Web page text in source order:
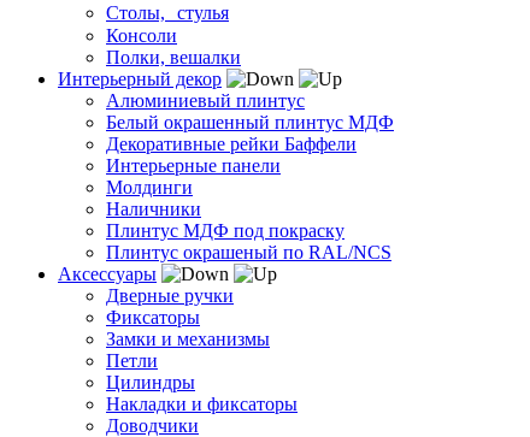
Столы, стулья
Консоли
Полки, вешалки
Интерьерный декор
Алюминиевый плинтус
Белый окрашенный плинтус МДФ
Декоративные рейки Баффели
Интерьерные панели
Молдинги
Наличники
Плинтус МДФ под покраску
Плинтус окрашеный по RAL/NCS
Аксессуары
Дверные ручки
Фиксаторы
Замки и механизмы
Петли
Цилиндры
Накладки и фиксаторы
Доводчики